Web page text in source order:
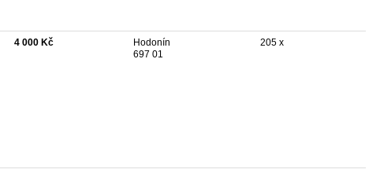
4 000 Kč
Hodonín
697 01
205 x